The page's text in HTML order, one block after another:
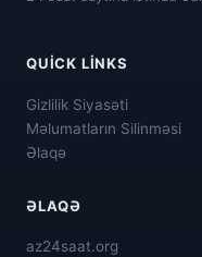
QUICK LINKS
Gizlilik Siyasəti
Məlumatların Silinməsi
Əlaqə
ƏLAQƏ
az24saat.org